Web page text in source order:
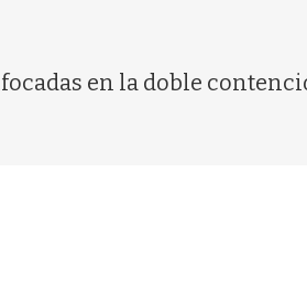
en la doble